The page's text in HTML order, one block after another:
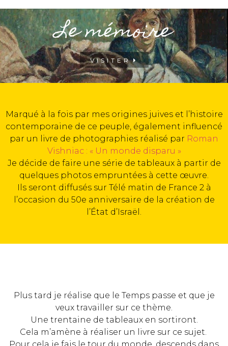
Le mémoire
VISITER
Marqué à la fois par mes origines juives et l’histoire
contemporaine de ce peuple, également influencé
par un livre de photographies réalisé par Roman
Vishniac : « Un monde disparu »
Je décide de faire une série de tableaux à partir de
quelques photos empruntées à cette œuvre.
Ils seront diffusés sur Télé matin de France 2 à
l’occasion du 50e anniversaire de la création de
l’État d’Israël.
Plus tard je réalise que le Temps passe et que je
veux travailler sur ce thème.
Une trentaine de tableaux en sortiront.
Cela m’amène à réaliser un livre sur ce sujet.